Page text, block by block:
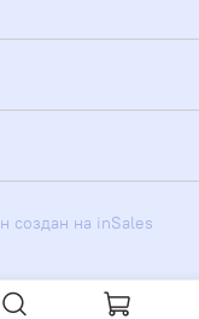
создан на inSales